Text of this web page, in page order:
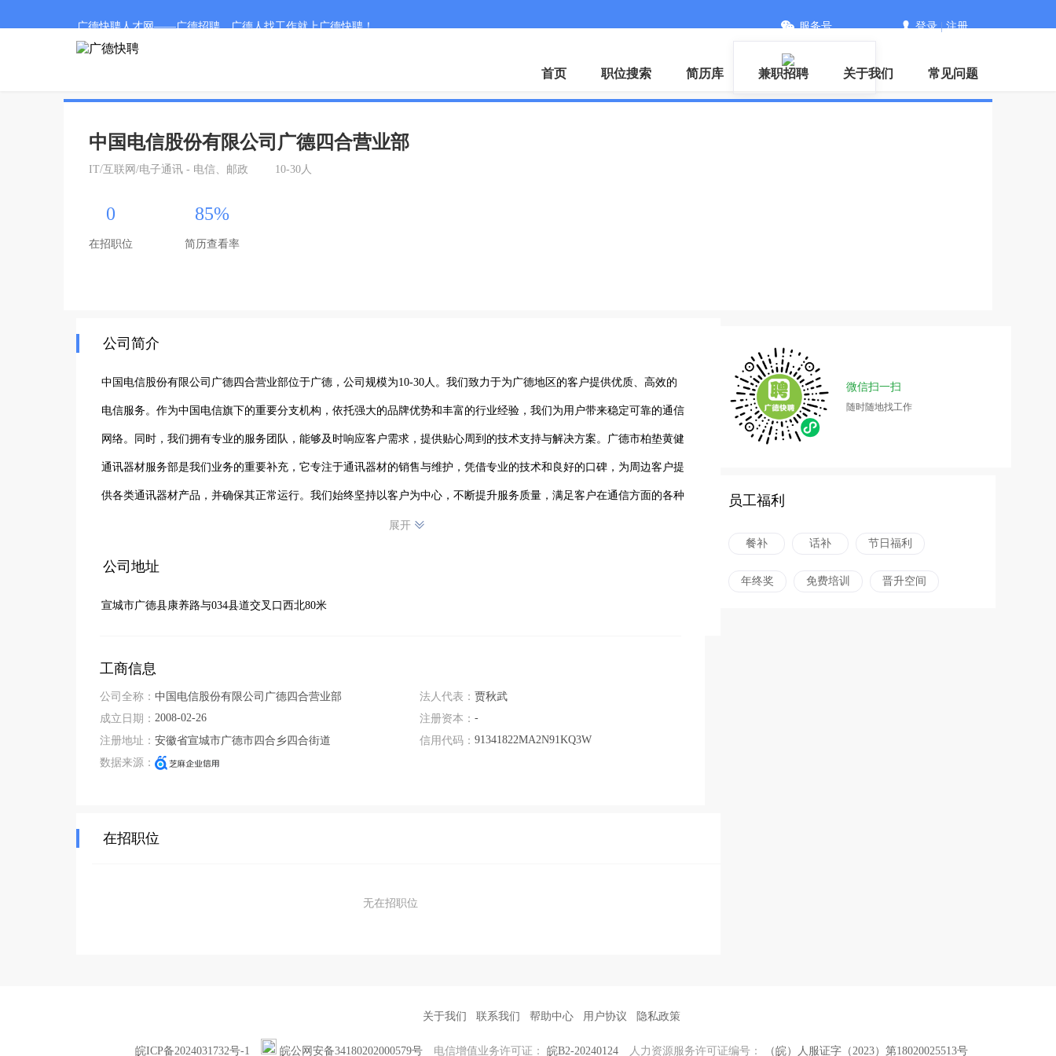
广德快聘人才网——广德招聘、广德人找工作就上广德快聘！ 服务号 登录|注册
首页 职位搜索 简历库 兼职招聘 关于我们 常见问题
中国电信股份有限公司广德四合营业部
IT/互联网/电子通讯 - 电信、邮政 10-30人
0
在招职位
85%
简历查看率
公司简介
中国电信股份有限公司广德四合营业部位于广德，公司规模为10-30人。我们致力于为广德地区的客户提供优质、高效的
电信服务。作为中国电信旗下的重要分支机构，依托强大的品牌优势和丰富的行业经验，我们为用户带来稳定可靠的通信
网络。同时，我们拥有专业的服务团队，能够及时响应客户需求，提供贴心周到的技术支持与解决方案。广德市柏垫黄健
通讯器材服务部是我们业务的重要补充，它专注于通讯器材的销售与维护，凭借专业的技术和良好的口碑，为周边客户提
供各类通讯器材产品，并确保其正常运行。我们始终坚持以客户为中心，不断提升服务质量，满足客户在通信方面的各种
需求，努力成为广德地区值得信赖的电信服务提供商，与客户携手共创便捷、高效的通信生活。
展开
公司地址
宣城市广德县康养路与034县道交叉口西北80米
工商信息
公司全称： 中国电信股份有限公司广德四合营业部
成立日期： 2008-02-26
注册地址： 安徽省宣城市广德市四合乡四合街道
数据来源：
法人代表： 贾秋武
注册资本： -
信用代码： 91341822MA2N91KQ3W
在招职位
无在招职位
微信扫一扫
随时随地找工作
员工福利
餐补 话补 节日福利
年终奖 免费培训 晋升空间
关于我们 联系我们 帮助中心 用户协议 隐私政策
皖ICP备2024031732号-1 皖公网安备34180202000579号 电信增值业务许可证： 皖B2-20240124 人力资源服务许可证编号： （皖）人服证字（2023）第18020025513号